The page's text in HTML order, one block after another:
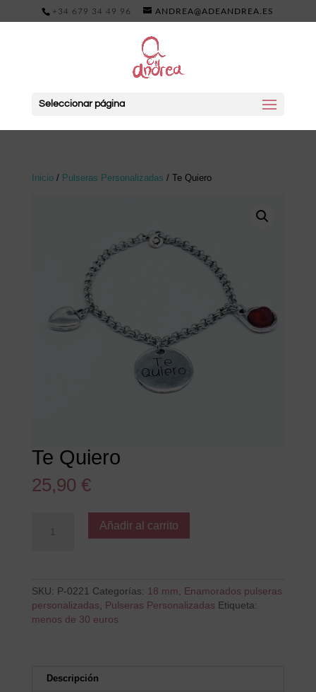
+34 679 34 49 96 ANDREA@ADEANDREA.ES
Seleccionar página
Inicio/ Pulseras Personalizadas / Te Quiero
Te Quiero
25,90 €
Quiero
Añadir al carrito
SKU: P-0221 Categorías: 18 mm, Enamorados pulseras
personalizadas, Pulseras Personalizadas Etiqueta:
menos de 30 euros
Descripción